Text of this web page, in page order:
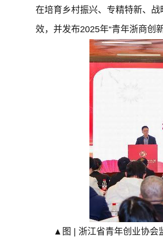
在培育乡村振兴、专精特新、
效，并发布2025年“青年浙商创
▲图 | 浙江省青年创业协会